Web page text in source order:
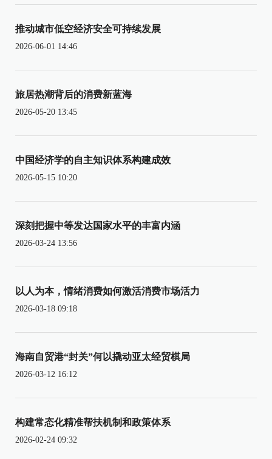
推动城市低空经济安全可持续发展
2026-06-01 14:46
旅居热潮背后的消费新蓝海
2026-05-20 13:45
中国经济学的自主知识体系构建成效
2026-05-15 10:20
深刻把握中等发达国家水平的丰富内涵
2026-03-24 13:56
以人为本，情绪消费如何激活消费市场活力
2026-03-18 09:18
海南自贸港“封关”何以撬动亚太经贸棋局
2026-03-12 16:12
构建常态化精准帮扶机制和政策体系
2026-02-24 09:32